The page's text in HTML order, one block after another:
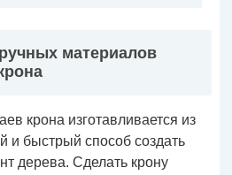
материалов
крона изготавливается из
и быстрый способ создать
дерева. Сделать крону